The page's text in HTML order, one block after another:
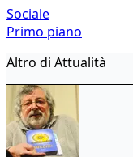
Sociale
Primo piano
Altro di Attualità